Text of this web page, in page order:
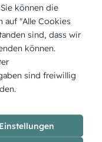
das den
Reflexe auf
friedvolle, besinnliche
können die
auf "Alle Cookies
sind, dass wir
können.
sind freiwillig
Einstellungen